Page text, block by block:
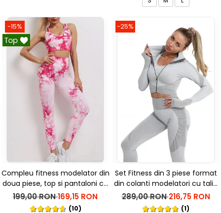
-15%
Compleu fitness modelator din
doua piese, top si pantaloni cu
talie inalta Marble, Roz
199,00 RON169,15 RON
(10)
-25%
Set Fitness din 3 piese format
din colanti modelatori cu talie
inalta, top si hanorac Ellite, Gri
deschis
289,00 RON216,75 RON
(1)